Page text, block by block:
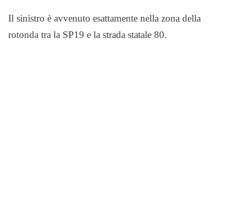
Il sinistro è avvenuto esattamente nella zona della
rotonda tra la SP19 e la strada statale 80.